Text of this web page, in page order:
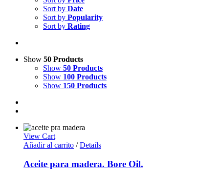
Sort by Date
Sort by Popularity
Sort by Rating
Show 50 Products
Show 50 Products
Show 100 Products
Show 150 Products
View Cart
Añadir al carrito / Details
Aceite para madera. Bore Oil.